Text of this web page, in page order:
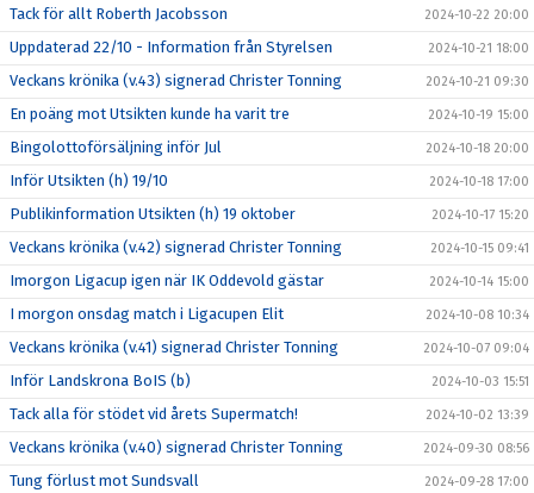
Tack för allt Roberth Jacobsson 2024-10-22 20:00
Uppdaterad 22/10 - Information från Styrelsen 2024-10-21 18:00
Veckans krönika (v.43) signerad Christer Tonning 2024-10-21 09:30
En poäng mot Utsikten kunde ha varit tre 2024-10-19 15:00
Bingolottoförsäljning inför Jul 2024-10-18 20:00
Inför Utsikten (h) 19/10 2024-10-18 17:00
Publikinformation Utsikten (h) 19 oktober 2024-10-17 15:20
Veckans krönika (v.42) signerad Christer Tonning 2024-10-15 09:41
Imorgon Ligacup igen när IK Oddevold gästar 2024-10-14 15:00
I morgon onsdag match i Ligacupen Elit 2024-10-08 10:34
Veckans krönika (v.41) signerad Christer Tonning 2024-10-07 09:04
Inför Landskrona BoIS (b) 2024-10-03 15:51
Tack alla för stödet vid årets Supermatch! 2024-10-02 13:39
Veckans krönika (v.40) signerad Christer Tonning 2024-09-30 08:56
Tung förlust mot Sundsvall 2024-09-28 17:00